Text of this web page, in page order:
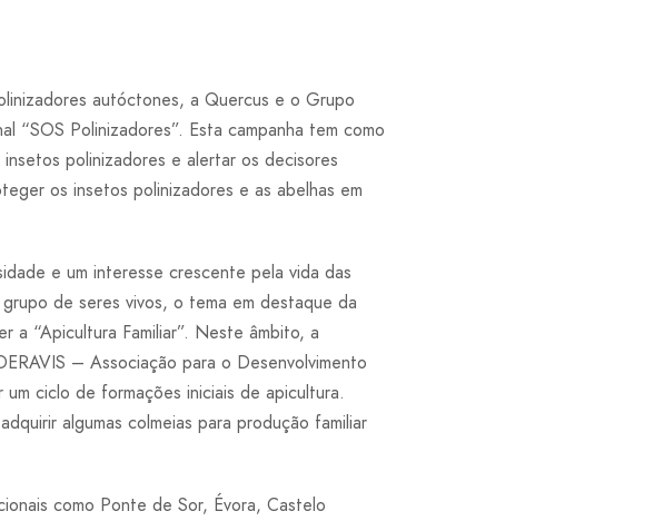
autóctones, a Quercus e o Grupo
“SOS Polinizadores”. Esta campanha tem como
polinizadores e alertar os decisores
os insetos polinizadores e as abelhas em
e um interesse crescente pela vida das
de seres vivos, o tema em destaque da
a “Apicultura Familiar”. Neste âmbito, a
– Associação para o Desenvolvimento
ciclo de formações iniciais de apicultura.
algumas colmeias para produção familiar
como Ponte de Sor, Évora, Castelo